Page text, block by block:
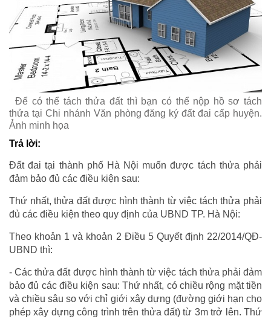
Để có thể tách thửa đất thì bạn có thể nộp hồ sơ tách
thửa tại Chi nhánh Văn phòng đăng ký đất đai cấp huyện.
Ảnh minh họa
Trả lời:
Đất đai tại thành phố Hà Nội muốn được tách thửa phải
đảm bảo đủ các điều kiện sau:
Thứ nhất, thửa đất được hình thành từ việc tách thửa phải
đủ các điều kiện theo quy định của UBND TP. Hà Nội:
Theo khoản 1 và khoản 2 Điều 5 Quyết định 22/2014/QĐ-
UBND thì:
- Các thửa đất được hình thành từ việc tách thửa phải đảm
bảo đủ các điều kiện sau: Thứ nhất, có chiều rộng mặt tiền
và chiều sâu so với chỉ giới xây dựng (đường giới hạn cho
phép xây dựng công trình trên thửa đất) từ 3m trở lên. Thứ